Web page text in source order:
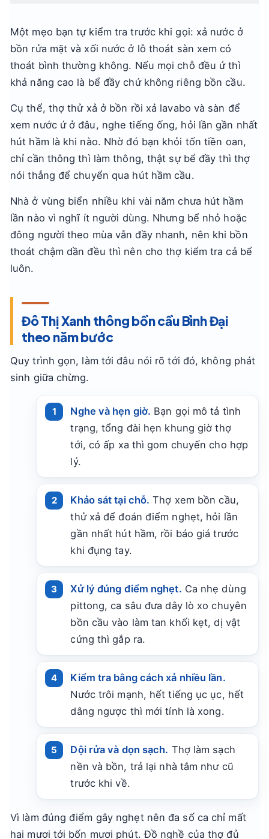
Một mẹo bạn tự kiểm tra trước khi gọi: xả nước ở
bồn rửa mặt và xối nước ở lỗ thoát sàn xem có
thoát bình thường không. Nếu mọi chỗ đều ứ thì
khả năng cao là bể đầy chứ không riêng bồn cầu.
Cụ thể, thợ thử xả ở bồn rồi xả lavabo và sàn để
xem nước ứ ở đâu, nghe tiếng ống, hỏi lần gần nhất
hút hầm là khi nào. Nhờ đó bạn khỏi tốn tiền oan,
chỉ cần thông thì làm thông, thật sự bể đầy thì thợ
nói thẳng để chuyển qua hút hầm cầu.
Nhà ở vùng biển nhiều khi vài năm chưa hút hầm
lần nào vì nghĩ ít người dùng. Nhưng bể nhỏ hoặc
đông người theo mùa vẫn đầy nhanh, nên khi bồn
thoát chậm dần đều thì nên cho thợ kiểm tra cả bể
luôn.
Đô Thị Xanh thông bồn cầu Bình Đại
theo năm bước
Quy trình gọn, làm tới đâu nói rõ tới đó, không phát
sinh giữa chừng.
Nghe và hẹn giờ. Bạn gọi mô tả tình
trạng, tổng đài hẹn khung giờ thợ
tới, có ấp xa thì gom chuyến cho hợp
lý.
Khảo sát tại chỗ. Thợ xem bồn cầu,
thử xả để đoán điểm nghẹt, hỏi lần
gần nhất hút hầm, rồi báo giá trước
khi đụng tay.
Xử lý đúng điểm nghẹt. Ca nhẹ dùng
pittong, ca sâu đưa dây lò xo chuyên
bồn cầu vào làm tan khối kẹt, dị vật
cứng thì gắp ra.
Kiểm tra bằng cách xả nhiều lần.
Nước trôi mạnh, hết tiếng ục ục, hết
dâng ngược thì mới tính là xong.
Dội rửa và dọn sạch. Thợ làm sạch
nền và bồn, trả lại nhà tắm như cũ
trước khi về.
Vì làm đúng điểm gây nghẹt nên đa số ca chỉ mất
hai mươi tới bốn mươi phút. Đồ nghề của thợ đủ